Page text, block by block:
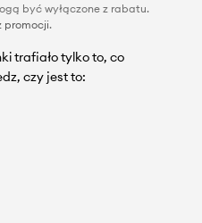
być wyłączone z rabatu.
promocji.
trafiało tylko to, co
czy jest to: